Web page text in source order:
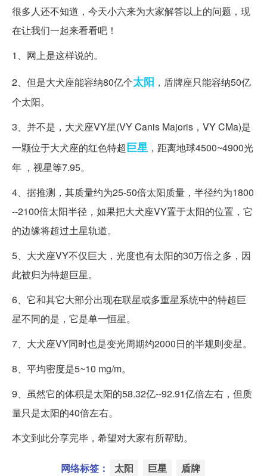
很多人还不知道，今天小六来为大家解答以上的问题，现
在让我们一起来看看吧！
1、网上是这样说的。
2、但是大犬座能容纳80亿个太阳 ，盾牌座只能容纳50亿
个太阳。
3、并不是，大犬座VY星(VY Canis Majoris，VY CMa)是
一颗位于大犬座的红色特超巨星 ，距离地球4500~4900光
年 ，视星等7.95。
4、据推测，其质量约为25-50倍太阳质量，半径约为1800
--2100倍太阳半径，如果把大犬座VY置于太阳的位置，它
的边缘将超过土星轨道。
5、大犬座VY不仅巨大，光度也有太阳的30万倍之多，因
此被归为特超巨星。
6、它和其它大部分出现在联星或多重星系统中的特超巨
星不同的是，它是单一恒星。
7、大犬座VY同时也是变光周期约2000日的半规则变星。
8、平均密度是5~10 mg/m。
9、虽然它的体积是太阳的58.32亿--92.91亿倍左右，但质
量只是太阳的40倍左右。
本文到此分享完毕，希望对大家有所帮助。
网络标签： 太阳 巨星 盾牌